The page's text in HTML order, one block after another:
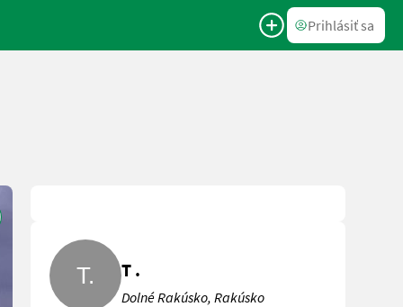
Prihlásiť sa
T .
Dolné Rakúsko, Rakúsko